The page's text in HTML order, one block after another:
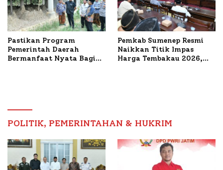
Pastikan Program
Pemerintah Daerah
Bermanfaat Nyata Bagi
Pemkab Sumenep Resmi
Naikkan Titik Impas
Harga Tembakau 2026,
POLITIK, PEMERINTAHAN & HUKRIM